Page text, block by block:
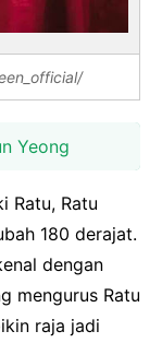
Yeong
Ratu, Ratu
180 derajat.
dengan
mengurus Ratu
raja jadi